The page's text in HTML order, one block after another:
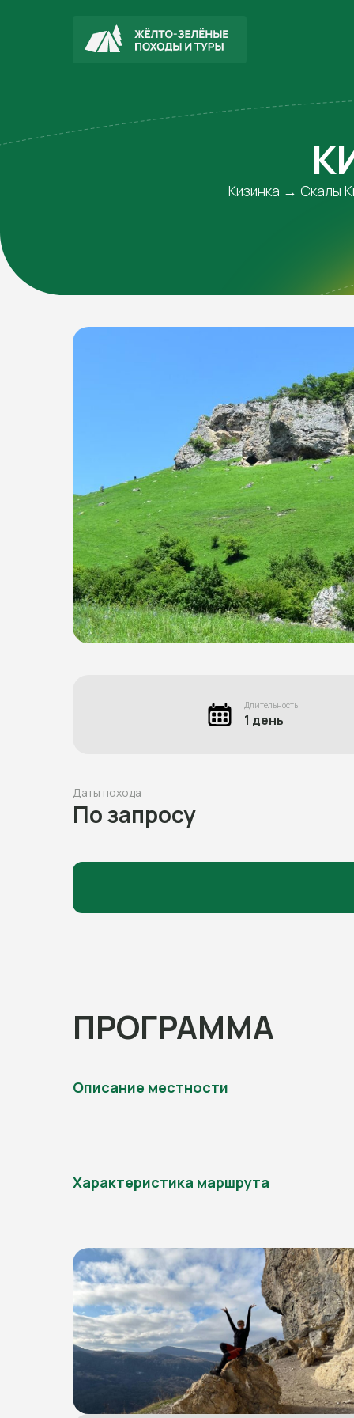
Кизинка → Скалы
Длительность
1 день
Даты похода
По запросу
ПРОГРАММА
Описание местности
Характеристика маршрута